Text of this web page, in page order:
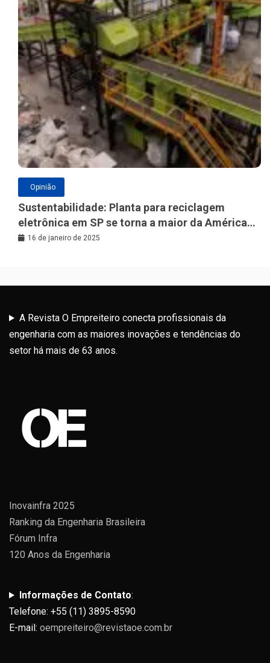
Opinião
Sustentabilidade: Planta para reciclagem
eletrônica em SP se torna a maior da América
Latina
16 de janeiro de 2025
A Revista O Empreiteiro conecta profissionais da
engenharia com as maiores inovações e tendências do
setor há mais de 63 anos.
Inovainfra 2025
Ranking da Engenharia Brasileira
Fórum Infra
120 Anos da Engenharia
Informações de Contato:
Telefone: +55 (11) 3895-8590
E-mail: oempreiteiro@revistaoe.com.br